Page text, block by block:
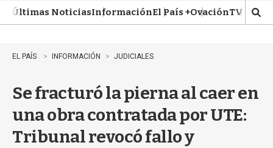
n
uÚltimas NoticiasInformaciónEl País +OvaciónTV Show
M
o
r
b
EL PAÍS INFORMACIÓN JUDICIALES
Se fracturó la pierna al caer en
una obra contratada por UTE:
Tribunal revocó fallo y